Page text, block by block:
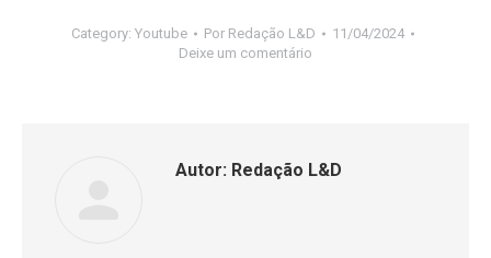
Category: Youtube Por Redação L&D
11/04/2024
Deixe um comentário
Autor: Redação L&D